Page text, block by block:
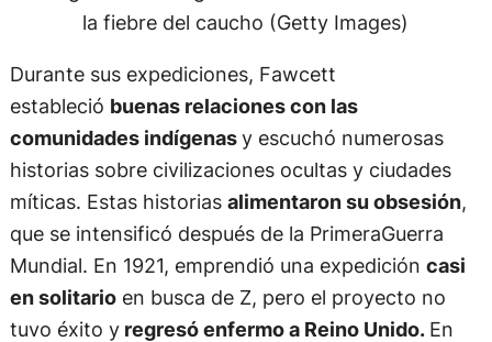
la fiebre del caucho (Getty Images)
Durante sus expediciones, Fawcett
estableció buenas relaciones con las
comunidades indígenasy escuchó numerosas
historias sobre civilizaciones ocultas y ciudades
míticas. Estas historias alimentaron su obsesión,
que se intensificó después de la PrimeraGuerra
Mundial. En 1921, emprendió una expedición casi
en solitarioen busca de Z, pero el proyecto no
tuvo éxito yregresó enfermo a Reino Unido. En